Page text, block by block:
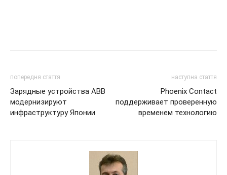
попередня стаття
Зарядные устройства ABB
модернизируют
инфраструктуру Японии
наступна стаття
Phoenix Contact
поддерживает проверенную
временем технологию